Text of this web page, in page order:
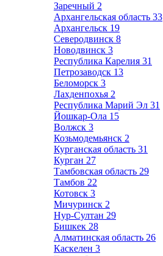
Заречный 2
Архангельская область 33
Архангельск 19
Северодвинск 8
Новодвинск 3
Республика Карелия 31
Петрозаводск 13
Беломорск 3
Лахденпохья 2
Республика Марий Эл 31
Йошкар-Ола 15
Волжск 3
Козьмодемьянск 2
Курганская область 31
Курган 27
Тамбовская область 29
Тамбов 22
Котовск 3
Мичуринск 2
Нур-Султан 29
Бишкек 28
Алматинская область 26
Каскелен 3